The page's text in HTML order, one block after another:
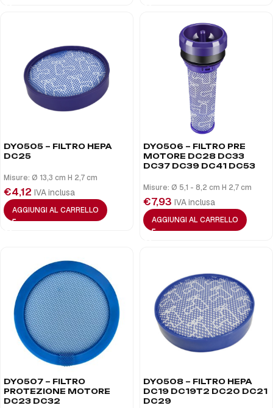
DY0505 – FILTRO HEPA
DC25
Misure: Ø 13,3 cm H 2,7 cm
€4,12 IVA inclusa
AGGIUNGI AL CARRELLO
DY0506 – FILTRO PRE
MOTORE DC28 DC33
DC37 DC39 DC41 DC53
Misure: Ø 5,1 - 8,2 cm H 2,7 cm
€7,93 IVA inclusa
AGGIUNGI AL CARRELLO
DY0507 – FILTRO
PROTEZIONE MOTORE
DC23 DC32
DY0508 – FILTRO HEPA
DC19 DC19T2 DC20 DC21
DC29